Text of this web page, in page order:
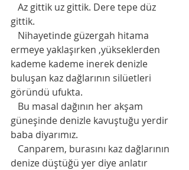
gittik.
ermeye yaklaşırken ,yükseklerden
kademe kademe inerek denizle
buluşan kaz dağlarının silüetleri
göründü ufukta.
güneşinde denizle kavuştuğu yerdir
baba diyarımız.
denize düştüğü yer diye anlatır